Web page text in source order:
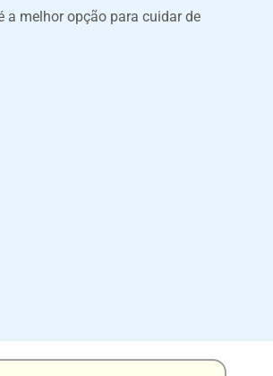
a melhor opção para cuidar de